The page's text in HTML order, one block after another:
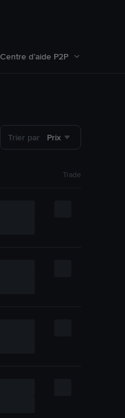
Centre d’aide P2P
Trier par Prix
Trade